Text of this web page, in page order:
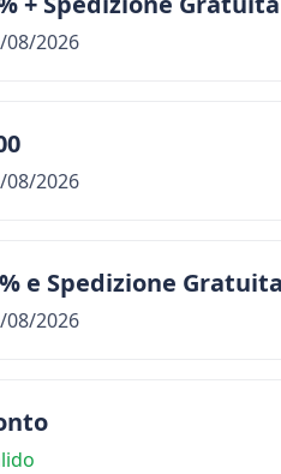
08/2026
08/2026
e Spedizione
08/2026